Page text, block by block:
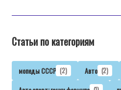
Статьи по категориям
мопеды СССР (2) Авто (2)